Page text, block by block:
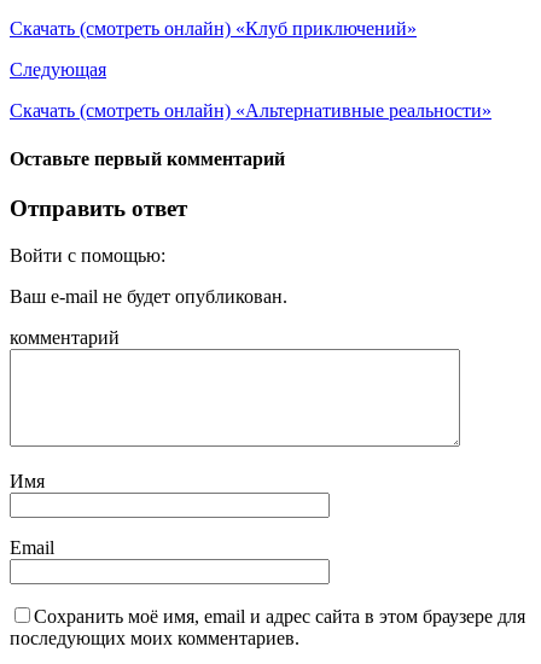
Скачать (смотреть онлайн) «Клуб приключений»
Следующая
Скачать (смотреть онлайн) «Альтернативные реальности»
Оставьте первый комментарий
Отправить ответ
Войти с помощью:
Ваш e-mail не будет опубликован.
комментарий
Имя
Email
Сохранить моё имя, email и адрес сайта в этом браузере для
последующих моих комментариев.